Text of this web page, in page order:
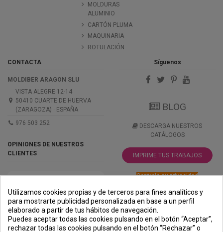
MOLDURAS
ALUMINIO
CARTÓN PLUMA
MAQUINARIA
ROTULACIÓN
CONTACTA
MOLDIBER ARAGON SLU
VISTA ALEGRE 12-14
50410 CUARTE DE HUERVA
(ZARAGOZA) · ESPAÑA
976 503 252
OPINIONES DE NUESTROS
CLIENTES
Síguenos
BLOG
DESCARGA NUESTROS
CATÁLOGOS
IMPRIME TUS TRABAJOS
Controle su privacidad
PREMIOS
METODOS
DE PAGO
ENVÍO
COMERCIO
SEGURO
Utilizamos cookies propias y de terceros para fines analíticos y
para mostrarte publicidad personalizada en base a un perfil
elaborado a partir de tus hábitos de navegación.
Puedes aceptar todas las cookies pulsando en el botón “Aceptar”,
rechazar todas las cookies pulsando en el botón “Rechazar” o